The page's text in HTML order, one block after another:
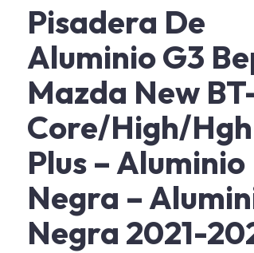
Pisadera De
Aluminio G3
Mazda New
Core/High/Hgh
Plus – Aluminio
Negra –
Negra 2021-